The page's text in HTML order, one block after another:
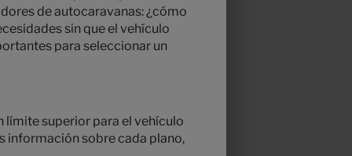
de autocaravanas: ¿cómo
sin que el vehículo
para seleccionar un
límite superior para el vehículo
información sobre cada plano,